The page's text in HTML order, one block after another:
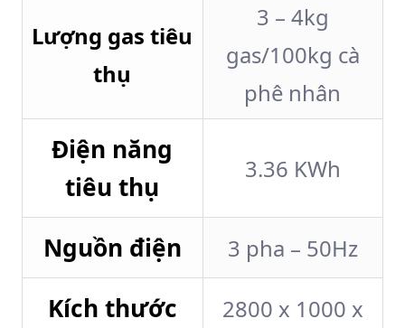
Lượng gas tiêu
thụ
3 – 4kg
gas/100kg cà
phê nhân
Điện năng
tiêu thụ
3.36 KWh
Nguồn điện 3 pha – 50Hz
Kích thước
2800 x 1000 x